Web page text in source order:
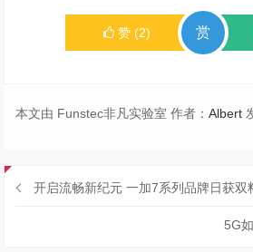
赞 (2) 赏
本文由 Funstec非凡实验室 作者：Albert
开启流畅新纪元 一加7系列品牌日获双
5G